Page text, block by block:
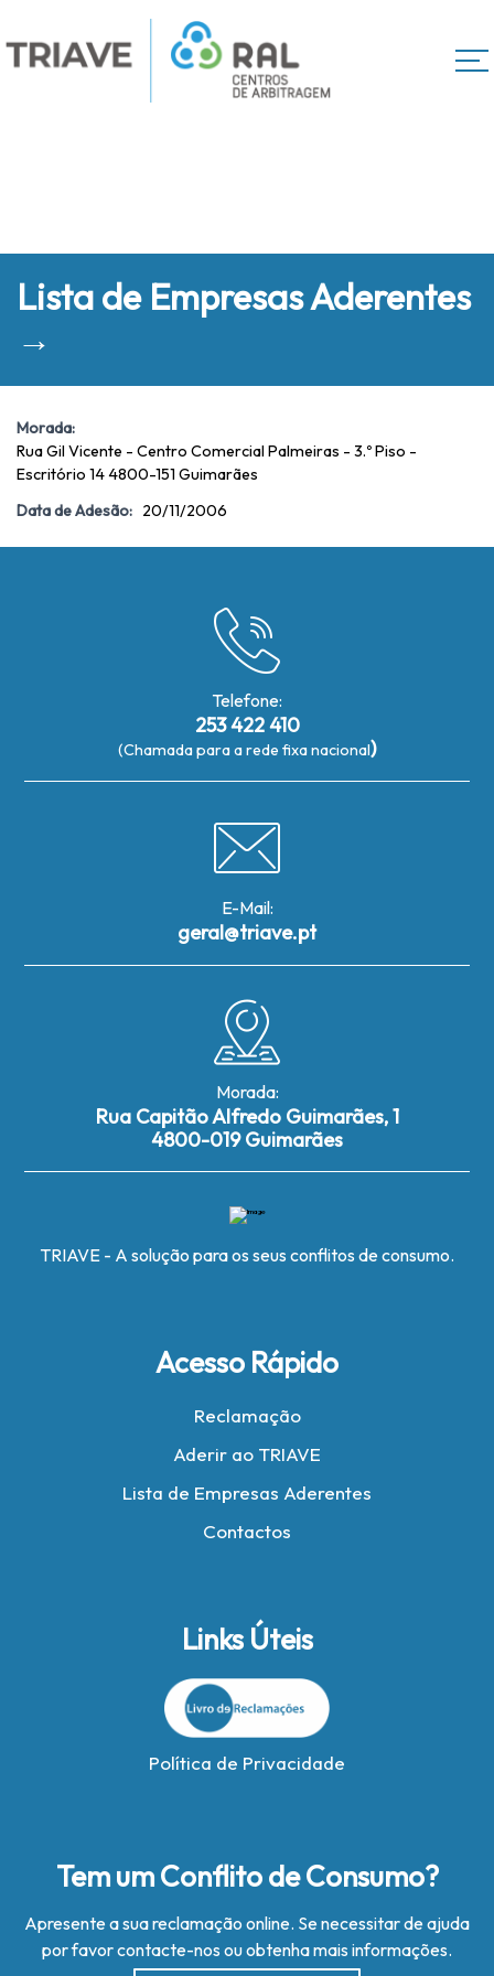
Lista de Empresas Aderentes
→
Morada:
Rua Gil Vicente - Centro Comercial Palmeiras - 3.º Piso -
Escritório 14 4800-151 Guimarães
Data de Adesão: 20/11/2006
Telefone:
253 422 410
(Chamada para a rede fixa nacional)
E-Mail:
geral@triave.pt
Morada:
Rua Capitão Alfredo Guimarães, 1
4800-019 Guimarães
TRIAVE - A solução para os seus conflitos de consumo.
Acesso Rápido
Reclamação
Aderir ao TRIAVE
Lista de Empresas Aderentes
Contactos
Links Úteis
Política de Privacidade
Tem um Conflito de Consumo?
Apresente a sua reclamação online. Se necessitar de ajuda
por favor contacte-nos ou obtenha mais informações.